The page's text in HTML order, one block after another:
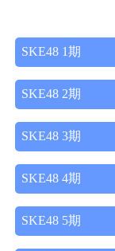
SKE48 1期
SKE48 2期
SKE48 3期
SKE48 4期
SKE48 5期